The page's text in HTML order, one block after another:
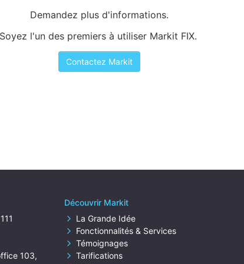
Demandez plus d'informations.
Soyez l'un des premiers à utiliser Markit FIX.
Contactez Markit
103,
Découvrir Markit
La Grande Idée
Fonctionnalités & Services
Témoignages
Tarifications